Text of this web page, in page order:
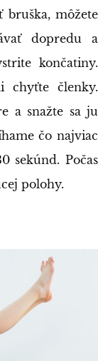
bruška, môžete
dopredu a
končatiny.
chyťte členky.
a snažte sa ju
čo najviac
sekúnd. Počas
polohy.